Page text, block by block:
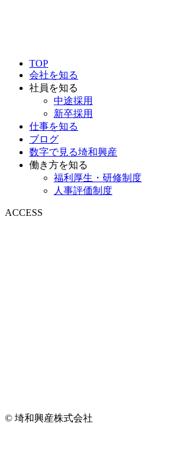
TOP
会社を知る
社員を知る
中途採用
新卒採用
仕事を知る
ブログ
数字で見る埼和興産
働き方を知る
福利厚生・研修制度
人事評価制度
ACCESS
© 埼和興産株式会社